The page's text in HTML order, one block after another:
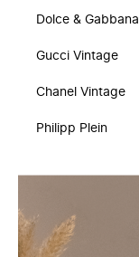
Dolce & Gabbana
Gucci Vintage
Chanel Vintage
Philipp Plein